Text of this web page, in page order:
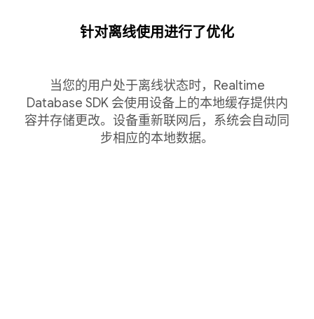
针对离线使用进行了优化
当您的用户处于离线状态时，Realtime
Database SDK 会使用设备上的本地缓存提供内
容并存储更改。设备重新联网后，系统会自动同
步相应的本地数据。